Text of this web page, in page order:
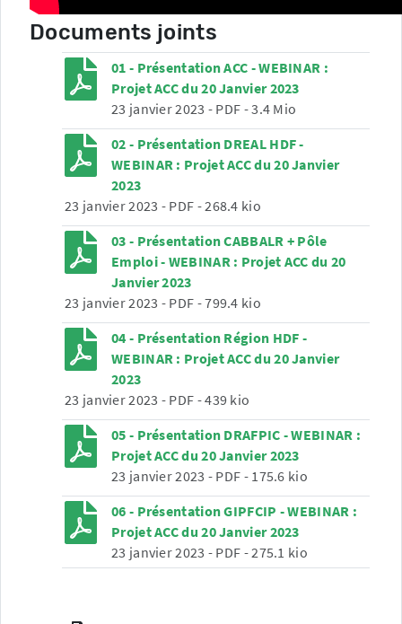
Documents joints
01 - Présentation ACC - WEBINAR :
Projet ACC du 20 Janvier 2023
23 janvier 2023 - PDF -3.4 Mio
02 - Présentation DREAL HDF -
WEBINAR : Projet ACC du 20 Janvier
2023
23 janvier 2023 - PDF -268.4 kio
03 - Présentation CABBALR + Pôle
Emploi - WEBINAR : Projet ACC du 20
Janvier 2023
23 janvier 2023 - PDF -799.4 kio
04 - Présentation Région HDF -
WEBINAR : Projet ACC du 20 Janvier
2023
23 janvier 2023 - PDF -439 kio
05 - Présentation DRAFPIC - WEBINAR :
Projet ACC du 20 Janvier 2023
23 janvier 2023 - PDF - 175.6 kio
06 - Présentation GIPFCIP - WEBINAR :
Projet ACC du 20 Janvier 2023
23 janvier 2023 - PDF -275.1 kio